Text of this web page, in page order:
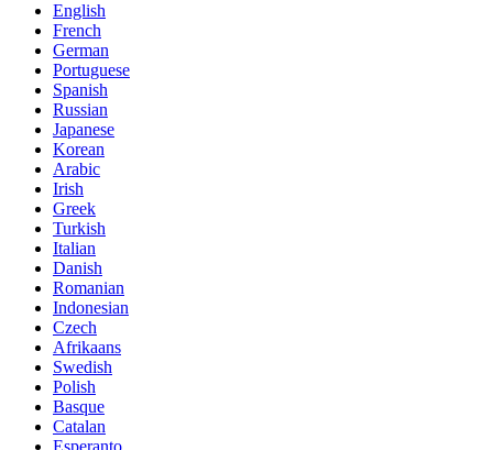
English
French
German
Portuguese
Spanish
Russian
Japanese
Korean
Arabic
Irish
Greek
Turkish
Italian
Danish
Romanian
Indonesian
Czech
Afrikaans
Swedish
Polish
Basque
Catalan
Esperanto